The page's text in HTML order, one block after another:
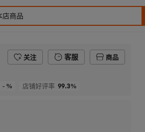
关注 客服
商品
- % 店铺好评率 99.3%